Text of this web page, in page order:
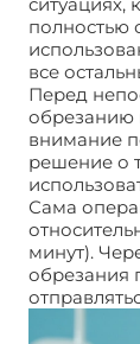
полностью
все
Перед
обрезанию
внимание
решение о
Сама
минут).
обрезания